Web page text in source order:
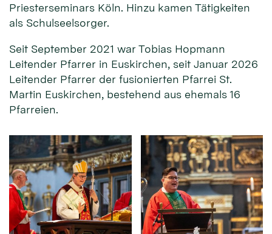
Priesterseminars Köln. Hinzu kamen Tätigkeiten
als Schulseelsorger.
Seit September 2021 war Tobias Hopmann
Leitender Pfarrer in Euskirchen, seit Januar 2026
Leitender Pfarrer der fusionierten Pfarrei St.
Martin Euskirchen, bestehend aus ehemals 16
Pfarreien.